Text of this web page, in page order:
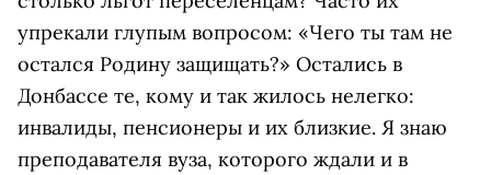
упрекали глупым вопросом: «Чего ты там не
остался Родину защищать?» Остались в
Донбассе те, кому и так жилось нелегко:
инвалиды, пенсионеры и их близкие. Я знаю
преподавателя вуза, которого ждали и в